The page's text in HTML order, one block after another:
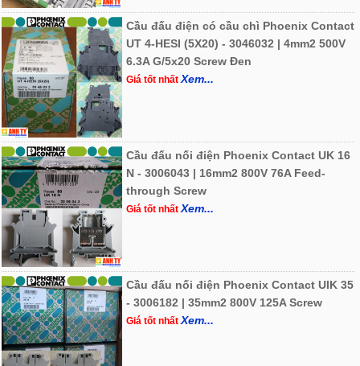
Cầu đấu điện có cầu chì Phoenix Contact
UT 4-HESI (5X20) - 3046032 | 4mm2 500V
6.3A G/5x20 Screw Đen
Giá tốt nhấtXem...
Cầu đấu nối điện Phoenix Contact UK 16
N - 3006043 | 16mm2 800V 76A Feed-
through Screw
Giá tốt nhấtXem...
Cầu đấu nối điện Phoenix Contact UIK 35
- 3006182 | 35mm2 800V 125A Screw
Giá tốt nhấtXem...